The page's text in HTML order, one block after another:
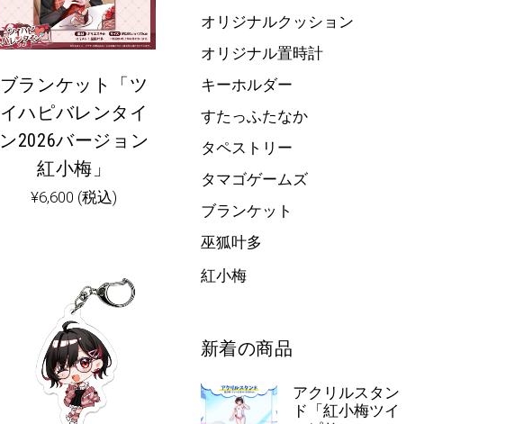
ブランケット「ツ
イハピバレンタイ
ン2026バージョン
紅小梅」
¥6,600 (税込)
オリジナルクッション
オリジナル置時計
キーホルダー
すたっふたなか
タペストリー
タマゴゲームズ
ブランケット
巫狐叶多
紅小梅
新着の商品
アクリルスタン
ド「紅小梅ツイ